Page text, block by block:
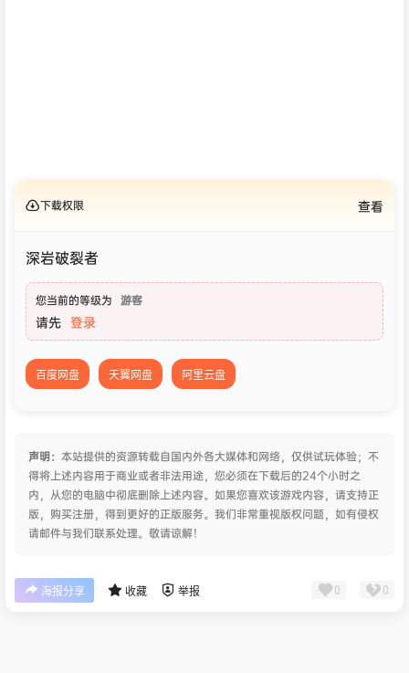
下载权限 查看
深岩破裂者
您当前的等级为 游客
请先 登录
百度网盘 天翼网盘 阿里云盘
声明： 本站提供的资源转载自国内外各大媒体和网络，仅供试玩体验；不
得将上述内容用于商业或者非法用途，您必须在下载后的24个小时之
内，从您的电脑中彻底删除上述内容。如果您喜欢该游戏内容，请支持正
版，购买注册，得到更好的正版服务。我们非常重视版权问题，如有侵权
请邮件与我们联系处理。敬请谅解！
海报分享 收藏 举报 0 0